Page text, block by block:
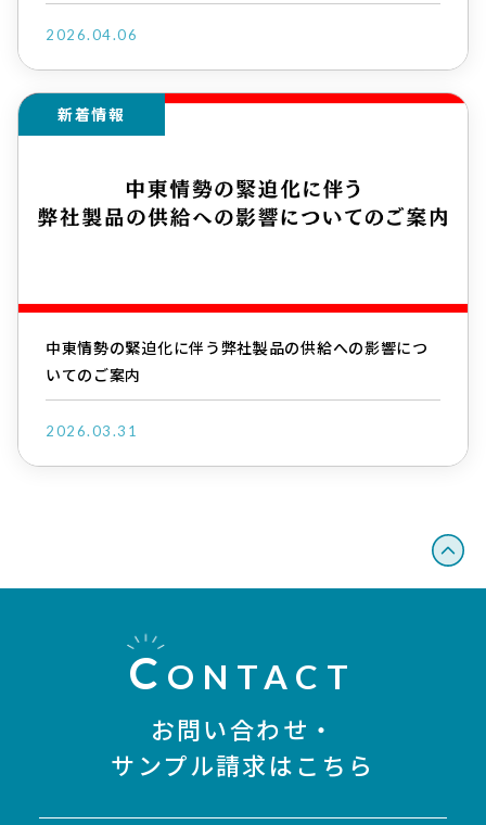
2026.04.06
新着情報
中東情勢の緊迫化に伴う弊社製品の供給への影響につ
いてのご案内
2026.03.31
C ONTACT
お問い合わせ・
サンプル請求はこちら